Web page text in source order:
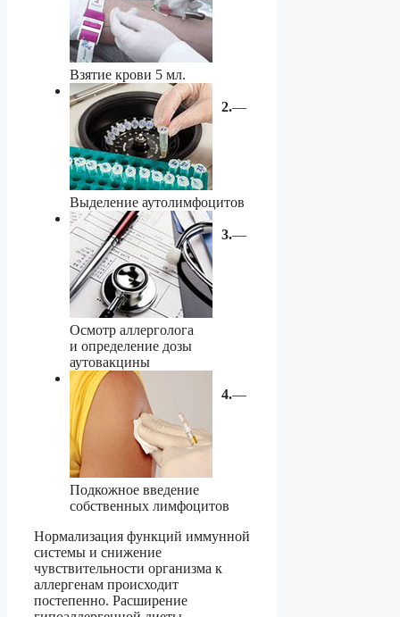
Взятие крови 5 мл.
2.—
Выделение аутолимфоцитов
3.—
Осмотр аллерголога
и определение дозы
аутовакцины
4.—
Подкожное введение
собственных лимфоцитов
Нормализация функций иммунной
системы и снижение
чувствительности организма к
аллергенам происходит
постепенно. Расширение